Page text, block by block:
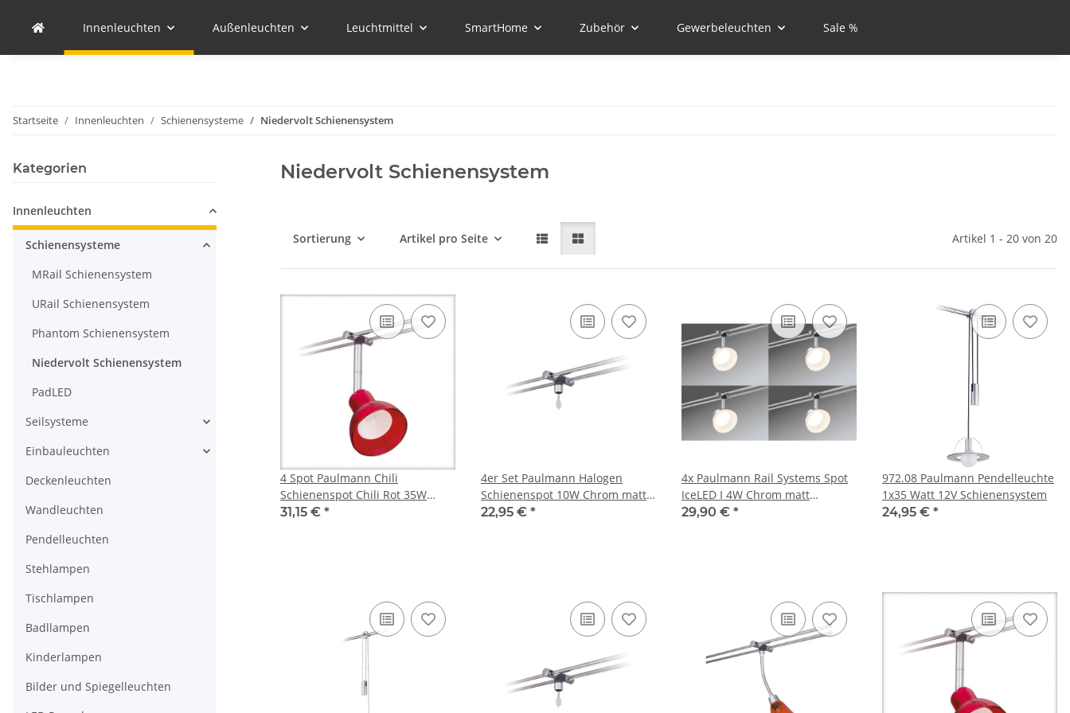
Innenleuchten Außenleuchten Leuchtmittel SmartHome Zubehör Gewerbeleuchten Sale %
Startseite Innenleuchten Schienensysteme Niedervolt Schienensystem
Niedervolt Schienensystem
Sortierung Artikel pro Seite Artikel 1 - 20 von 20
4 Spot Paulmann Chili
Schienenspot Chili Rot 35W
Chrom Glas GU5,3warmweiß
31,15 € *
4er Set Paulmann Halogen
Schienenspot 10W Chrom matt
G4 warmweiß ohne Schirm
22,95 € *
4x Paulmann Rail Systems Spot
IceLED I 4W Chrom matt
230V/12V DC
29,90 € *
972.08 Paulmann Pendelleuchte
1x35 Watt 12V Schienensystem
24,95 € *
Kategorien
Innenleuchten
Schienensysteme
MRail Schienensystem
URail Schienensystem
Phantom Schienensystem
Niedervolt Schienensystem
PadLED
Seilsysteme
Einbauleuchten
Deckenleuchten
Wandleuchten
Pendelleuchten
Stehlampen
Tischlampen
Badllampen
Kinderlampen
Bilder und Spiegelleuchten